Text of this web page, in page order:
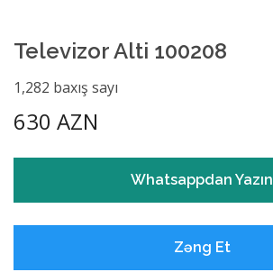
Televizor Alti 100208
1,282 baxış sayı
630 AZN
Whatsappdan Yazın
Zəng Et